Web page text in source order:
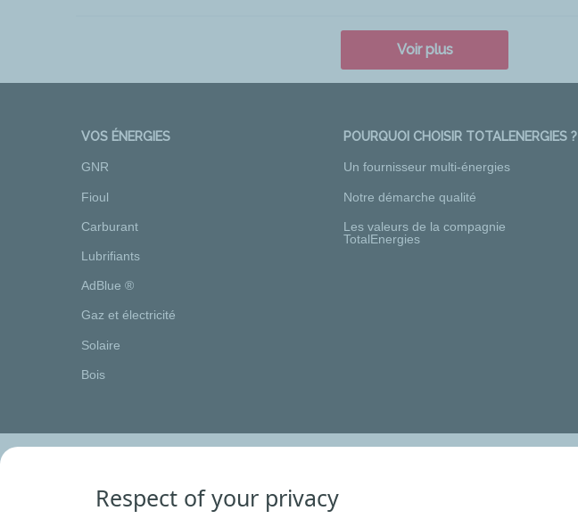
Voir plus
VOS ÉNERGIES
GNR
Fioul
Carburant
Lubrifiants
AdBlue ®
Gaz et électricité
Solaire
Bois
POURQUOI CHOISIR TOTALENERGIES ?
Un fournisseur multi-énergies
Notre démarche qualité
Les valeurs de la compagnie
TotalEnergies
Respect of your privacy